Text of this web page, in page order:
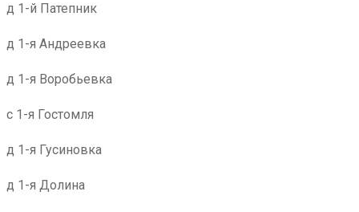
д 1-й Патепник
д 1-я Андреевка
д 1-я Воробьевка
с 1-я Гостомля
д 1-я Гусиновка
д 1-я Долина